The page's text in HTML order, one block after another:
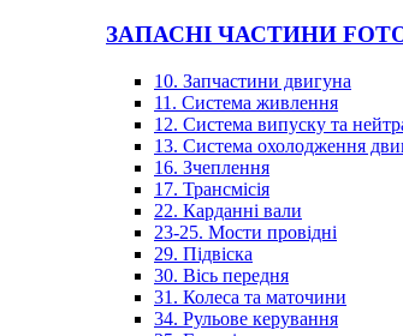
ЗАПАСНІ ЧАСТИНИ
10. Запчастини двигуна
11. Система живлення
12. Система випуску та
13. Система охолодження
16. Зчеплення
17. Трансмісія
22. Карданні вали
23-25. Мости провідні
29. Підвіска
30. Вісь передня
31. Колеса та маточини
34. Рульове керування